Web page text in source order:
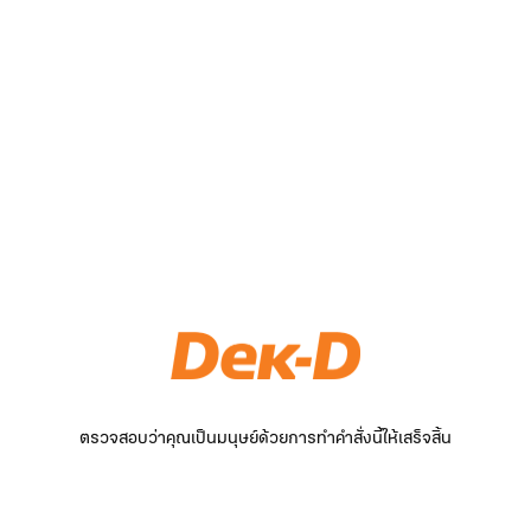
ตรวจสอบว่าคุณเป็นมนุษย์ด้วยการทำคำสั่งนี้ให้เสร็จสิ้น